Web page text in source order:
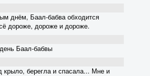
днём, Баал-бабва обходится
дороже, дороже и дороже.
Баал-бабвы
крыло, берегла и спасала... Мне и